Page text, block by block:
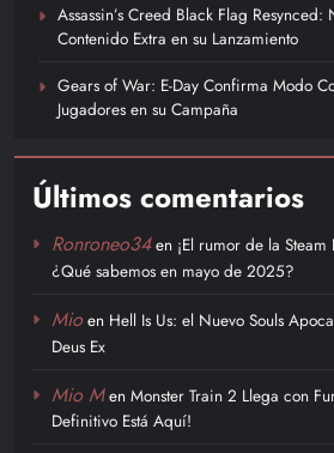
Assassin’s Creed Black Flag
Contenido Extra en su Lanzamiento
Gears of War: E-Day Confirma Modo
Jugadores en su Campaña
Últimos comentarios
Ronroneo34en ¡El rumor de la
¿Qué sabemos en mayo de 2025?
Mioen Hell Is Us: el Nuevo Souls
Deus Ex
Mio Men Monster Train 2 Llega con
Definitivo Está Aquí!